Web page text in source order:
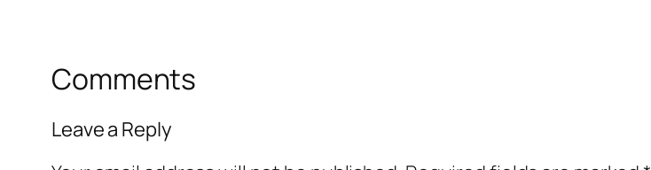
Comments
Leave a Reply